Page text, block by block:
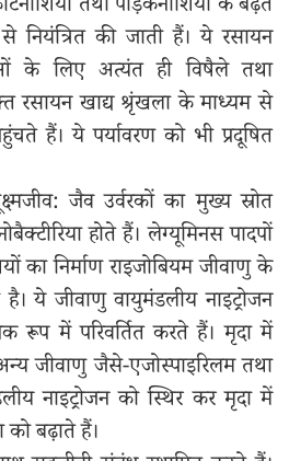
तथा पीड़कनाशियों के बढ़ते
नियंत्रित की जाती हैं। ये रसायन
के लिए अत्यंत ही विषैले तथा
रसायन खाद्य श्रृंखला के माध्यम से
हैं। ये पर्यावरण को भी प्रदूषित
जैव उर्वरकों का मुख्य स्रोत
होते हैं। लेग्यूमिनस पादपों
का निर्माण राइजोबियम जीवाणु के
है। ये जीवाणु वायुमंडलीय नाइट्रोजन
रूप में परिवर्तित करते हैं। मृदा में
जीवाणु जैसे-एजोस्पाइरिलम तथा
नाइट्रोजन को स्थिर कर मृदा में
को बढ़ाते हैं।